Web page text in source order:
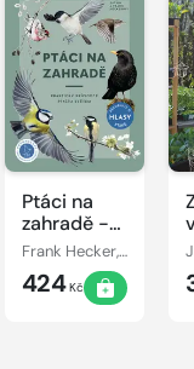
Ptáci na
zahradě -
Praktický
průvodce
ptačím
Frank Hecker, Katrin Heckerová
424Kč